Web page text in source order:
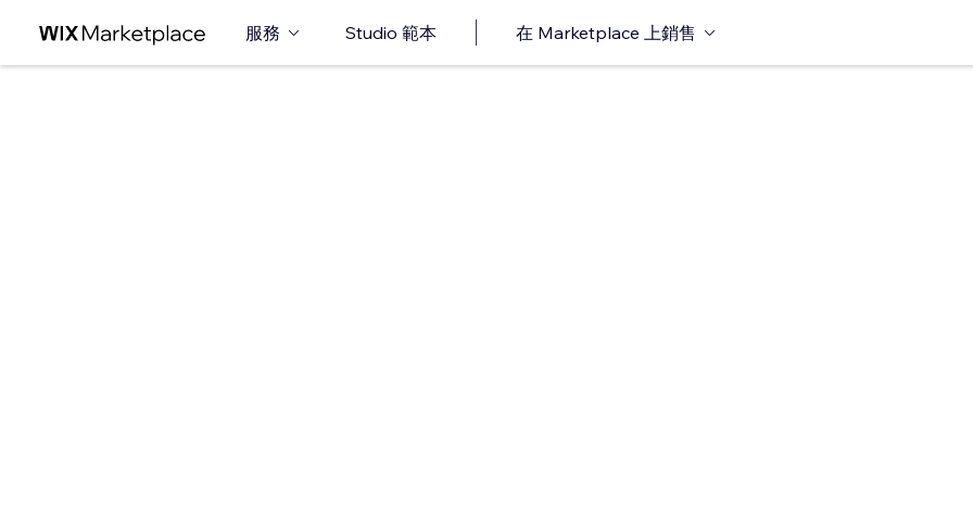
服務 Studio 範本 在 Marketplace 上銷售